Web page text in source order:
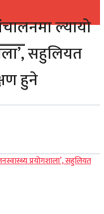
ल्यायो
सहुलियत
हुने